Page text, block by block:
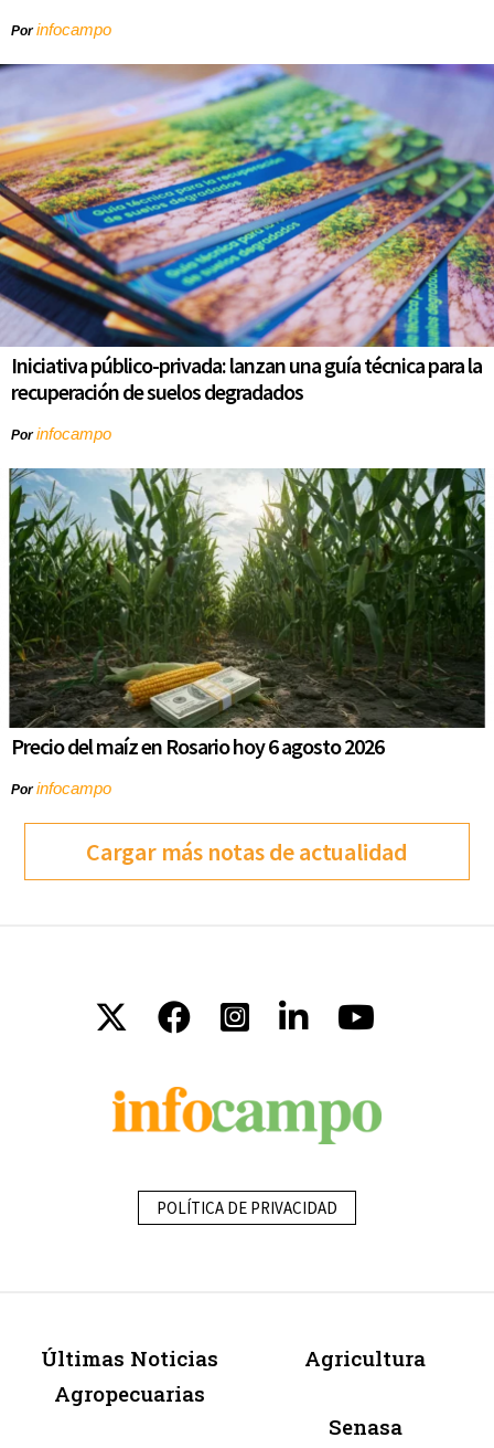
Porinfocampo
Iniciativa público-privada: lanzan una guía técnica para la
recuperación de suelos degradados
Porinfocampo
Precio del maíz en Rosario hoy 6 agosto 2026
Porinfocampo
Cargar más notas de actualidad
POLÍTICA DE PRIVACIDAD
Últimas Noticias
Agropecuarias
Agricultura
Senasa